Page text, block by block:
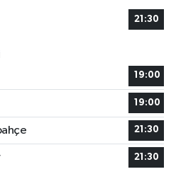
21:30
19:00
19:00
21:30
21:30